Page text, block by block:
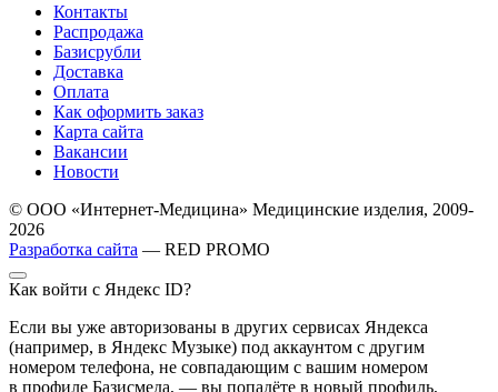
Контакты
Распродажа
Базисрубли
Доставка
Оплата
Как оформить заказ
Карта сайта
Вакансии
Новости
© ООО «Интернет-Медицина» Медицинские изделия, 2009-
2026
Разработка сайта — RED PROMO
Как войти с Яндекс ID?
Если вы уже авторизованы в других сервисах Яндекса
(например, в Яндекс Музыке) под аккаунтом с другим
номером телефона, не совпадающим с вашим номером
в профиле Базисмеда, — вы попадёте в новый профиль,